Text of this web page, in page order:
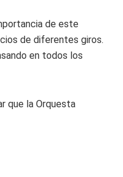
de este
de diferentes giros.
en todos los
que la Orquesta